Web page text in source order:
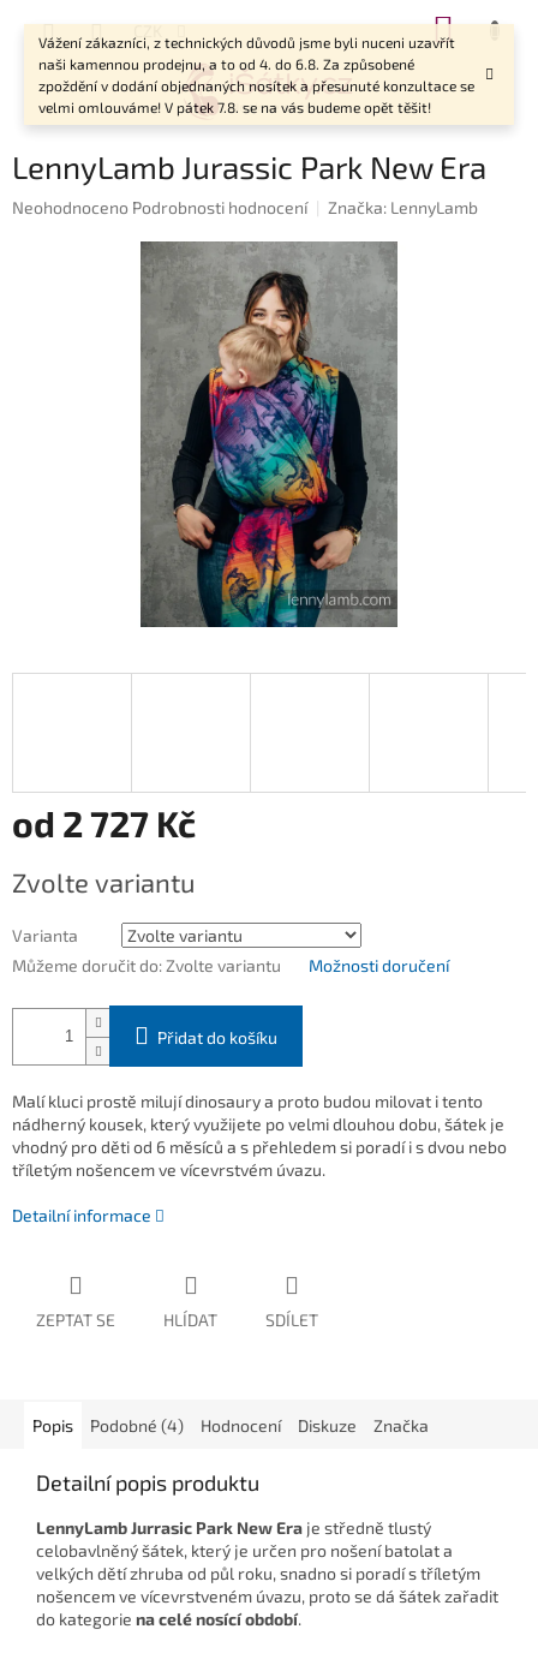
Vážení zákazníci, z technických důvodů jsme byli nuceni uzavřít
naši kamennou prodejnu, a to od 4. do 6.8. Za způsobené
zpoždění v dodání objednaných nosítek a přesunuté konzultace se
velmi omlouváme! V pátek 7.8. se na vás budeme opět těšit!
CZK
LennyLamb Jurassic Park New Era
Průměrné
Neohodnoceno Podrobnosti hodnocení Značka: LennyLamb
od 2 727 Kč
cena:
Zvolte variantu
Varianta
Můžeme doručit do: Zvolte variantu Možnosti doručení
Přidat do košíku
Malí kluci prostě milují dinosaury a proto budou milovat i tento
nádherný kousek, který využijete po velmi dlouhou dobu, šátek je
vhodný pro děti od 6 měsíců a s přehledem si poradí i s dvou nebo
tříletým nošencem ve vícevrstvém úvazu.
Detailní informace
ZEPTAT SE HLÍDAT SDÍLET
Popis Podobné (4) Hodnocení Diskuze Značka
Detailní popis produktu
LennyLamb Jurrasic Park New Era je středně tlustý
celobavlněný šátek, který je určen pro nošení batolat a
velkých dětí zhruba od půl roku, snadno si poradí s tříletým
nošencem ve vícevrstveném úvazu, proto se dá šátek zařadit
do kategorie na celé nosící období.